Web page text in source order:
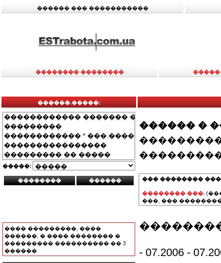
������ ��� �����������
�������� ��������
������.�����:
�����:
���� ���������, ����
������, � ���� �������� �
��������� ���������� �� 3
������.
������ �
��� ��������
�������� ���.
���, ���
- 07.2006 -